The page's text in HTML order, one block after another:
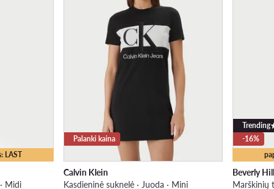
LAST
Midi
Palanki kaina
Calvin Klein
Kasdieninė suknelė · Juoda · Mini
Trending
-16%
Beverly
Marškinių